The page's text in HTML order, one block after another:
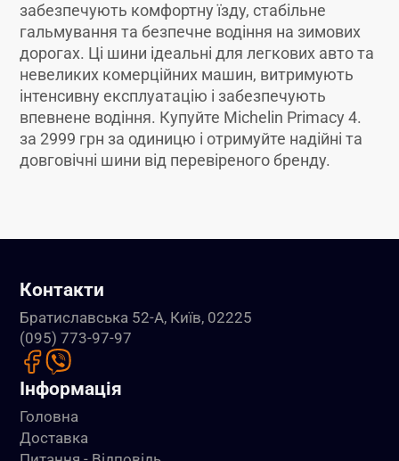
забезпечують комфортну їзду, стабільне
гальмування та безпечне водіння на зимових
дорогах. Ці шини ідеальні для легкових авто та
невеликих комерційних машин, витримують
інтенсивну експлуатацію і забезпечують
впевнене водіння. Купуйте Michelin Primacy 4.
за 2999 грн за одиницю і отримуйте надійні та
довговічні шини від перевіреного бренду.
Контакти
Братиславська 52-А, Київ, 02225
(095) 773-97-97
Інформація
Головна
Доставка